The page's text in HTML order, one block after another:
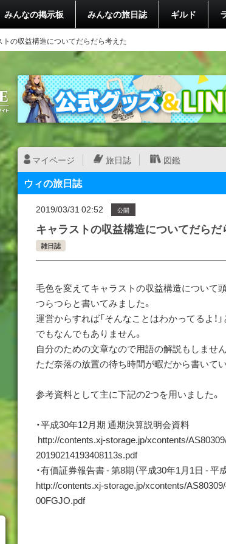
みんなの掲示板 みんなの旅日誌 ギルド
トの収益構造についてだらだら考えた
マイページ 旅日誌 図鑑
ウィの旅日誌
2019/03/31 02:52 公開
キャラストの収益構造についてだらだ
雑日誌
毛色を変えてキャラストの収益構造について
つらつらと書いてみました。
運営からすれば「そんなことはわかってるよ
でもなんでもありません。
自分のための文章なので用語の解説もしません
ただ奈落の放置の待ち時間が暇だから書いて
参考資料として主に下記の2つを用いました。
・平成30年12月期 通期決算説明会資料
http://contents.xj-storage.jp/xcontents/
20190214193408113s.pdf
・有価証券報告書 - 第8期（平成30年1月1日 - 平
http://contents.xj-storage.jp/xcontents/
00FGJO.pdf